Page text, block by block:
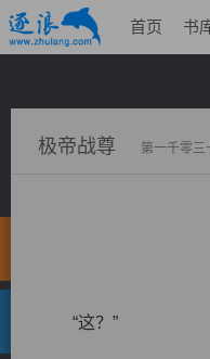
首页 书
极帝战尊 第一千零
“这？”